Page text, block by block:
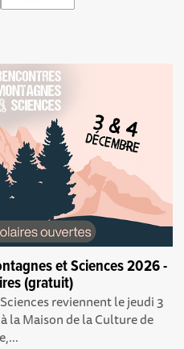
et Sciences 2026 -
(gratuit)
reviennent le jeudi 3
la Maison de la Culture de